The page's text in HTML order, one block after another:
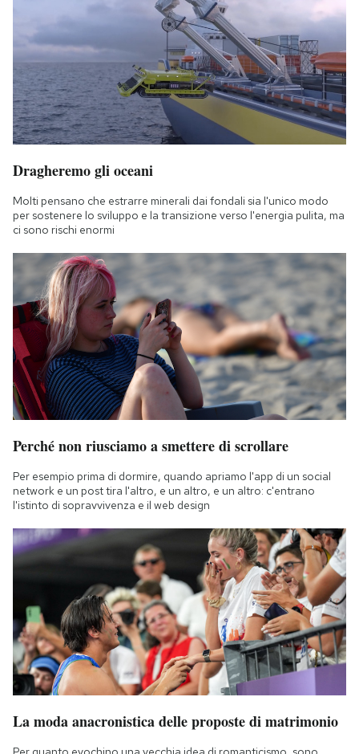
Area Personale
Notifiche mobile
Hai bisogno di aiuto?
Esci
Dragheremo gli oceani
Molti pensano che estrarre minerali dai fondali sia l'unico modo
per sostenere lo sviluppo e la transizione verso l'energia pulita, ma
ci sono rischi enormi
Perché non riusciamo a smettere di scrollare
Per esempio prima di dormire, quando apriamo l'app di un social
network e un post tira l'altro, e un altro, e un altro: c'entrano
l'istinto di sopravvivenza e il web design
La moda anacronistica delle proposte di matrimonio